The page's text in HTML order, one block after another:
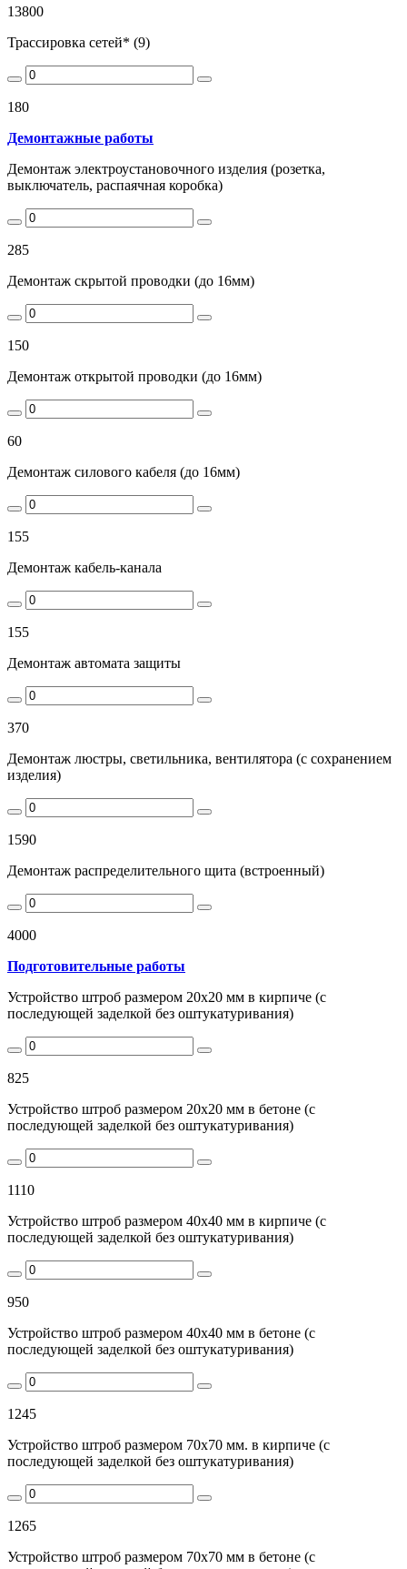
13800
Трассировка сетей* (9)
180
Демонтажные работы
Демонтаж электроустановочного изделия (розетка,
выключатель, распаячная коробка)
285
Демонтаж скрытой проводки (до 16мм)
150
Демонтаж открытой проводки (до 16мм)
60
Демонтаж силового кабеля (до 16мм)
155
Демонтаж кабель-канала
155
Демонтаж автомата защиты
370
Демонтаж люстры, светильника, вентилятора (с сохранением
изделия)
1590
Демонтаж распределительного щита (встроенный)
4000
Подготовительные работы
Устройство штроб размером 20х20 мм в кирпиче (с
последующей заделкой без оштукатуривания)
825
Устройство штроб размером 20х20 мм в бетоне (с
последующей заделкой без оштукатуривания)
1110
Устройство штроб размером 40х40 мм в кирпиче (с
последующей заделкой без оштукатуривания)
950
Устройство штроб размером 40х40 мм в бетоне (с
последующей заделкой без оштукатуривания)
1245
Устройство штроб размером 70х70 мм. в кирпиче (с
последующей заделкой без оштукатуривания)
1265
Устройство штроб размером 70х70 мм в бетоне (с